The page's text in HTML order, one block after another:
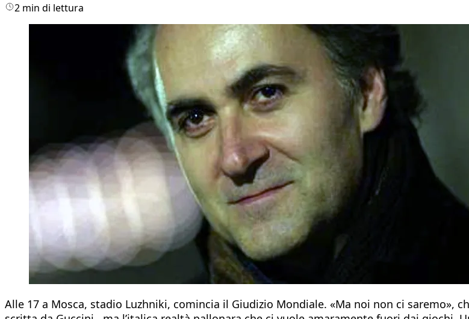
2 min di lettura
Alle 17 a Mosca, stadio Luzhniki, comincia il Giudizio Mondiale. «Ma noi non ci saremo»,